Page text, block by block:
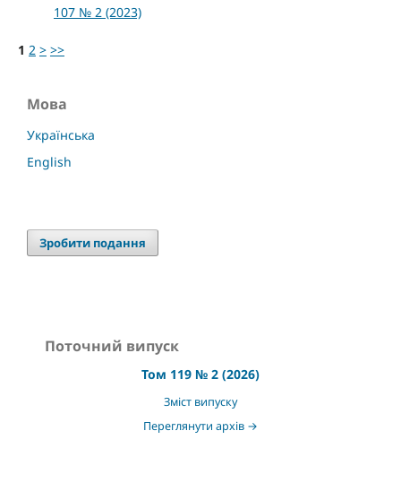
107 № 2 (2023)
1 2 > >>
Мова
Українська
English
Зробити подання
Поточний випуск
Том 119 № 2 (2026)
Зміст випуску
Переглянути архів →